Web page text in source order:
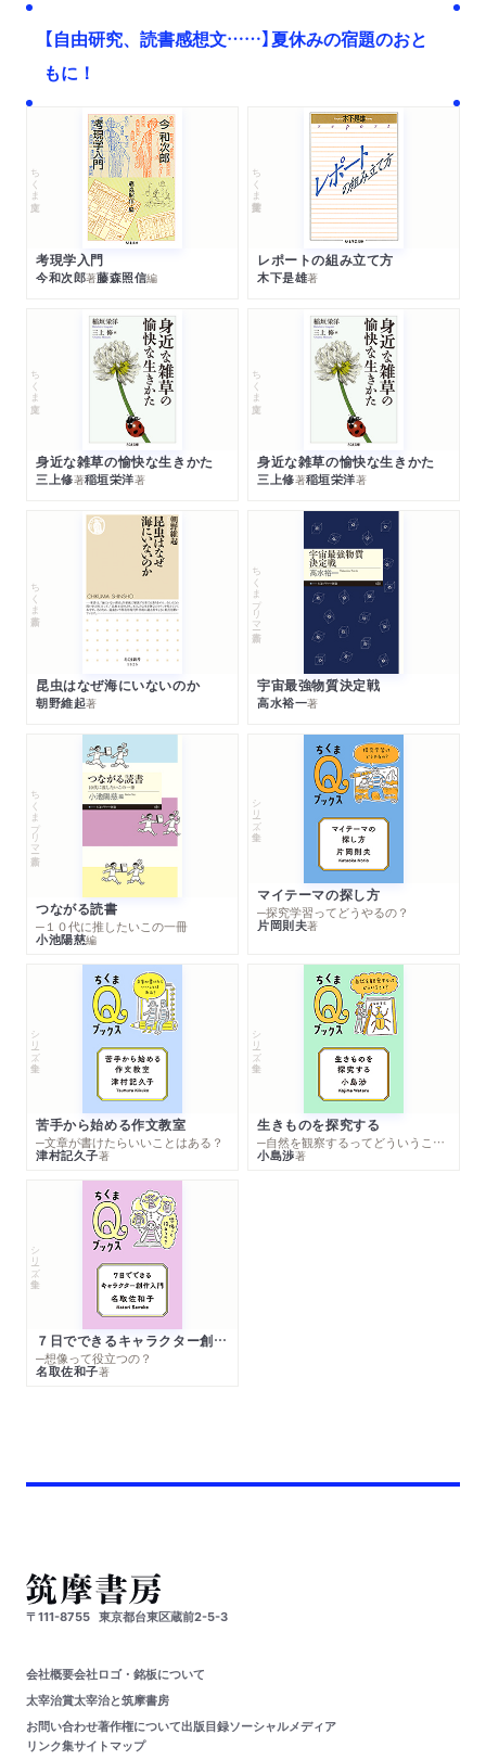
【自由研究、読書感想文……】夏休みの宿題のおと
もに！
ちくま文庫
考現学入門
今和次郎著藤森照信編
ちくま学芸文庫
レポートの組み立て方
木下是雄著
ちくま文庫
身近な雑草の愉快な生きかた
三上修著稲垣栄洋著
ちくま文庫
身近な雑草の愉快な生きかた
三上修著稲垣栄洋著
ちくま新書
昆虫はなぜ海にいないのか
朝野維起著
ちくまプリマー新書
宇宙最強物質決定戦
高水裕一著
ちくまプリマー新書
つながる読書
─１０代に推したいこの一冊
小池陽慈編
シリーズ・全集
マイテーマの探し方
─探究学習ってどうやるの？
片岡則夫著
シリーズ・全集
苦手から始める作文教室
─文章が書けたらいいことはある？
津村記久子著
シリーズ・全集
生きものを探究する
─自然を観察するってどういうこと？
小島渉著
シリーズ・全集
７日でできるキャラクター創作入門
─想像って役立つの？
名取佐和子著
〒111-8755 東京都台東区蔵前2-5-3
会社概要会社ロゴ・銘板について
太宰治賞太宰治と筑摩書房
お問い合わせ著作権について出版目録ソーシャルメディア
リンク集サイトマップ